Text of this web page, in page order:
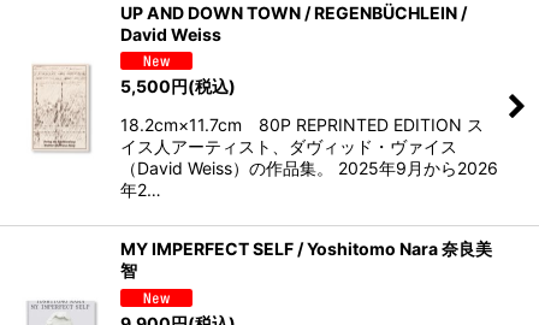
UP AND DOWN TOWN / REGENBÜCHLEIN /
David Weiss
5,500円(税込)
18.2cm×11.7cm 80P REPRINTED EDITION ス
イス人アーティスト、ダヴィッド・ヴァイス
（David Weiss）の作品集。 2025年9月から2026
年2…
MY IMPERFECT SELF / Yoshitomo Nara 奈良美
智